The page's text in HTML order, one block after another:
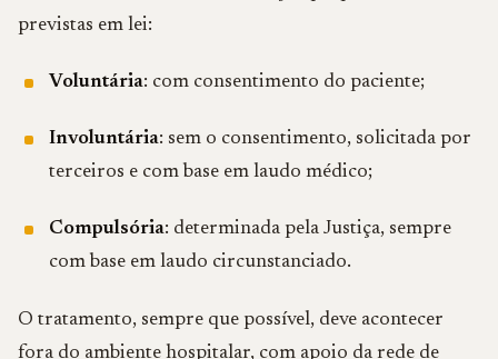
previstas em lei:
Voluntária: com consentimento do paciente;
Involuntária: sem o consentimento, solicitada por
terceiros e com base em laudo médico;
Compulsória: determinada pela Justiça, sempre
com base em laudo circunstanciado.
O tratamento, sempre que possível, deve acontecer
fora do ambiente hospitalar, com apoio da rede de